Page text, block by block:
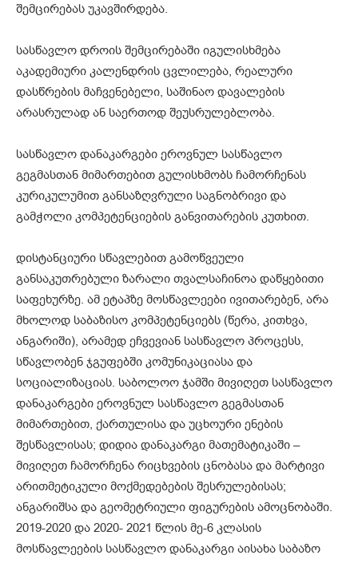
შემცირებას უკავშირდება.
სასწავლო დროის შემცირებაში იგულისხმება
აკადემიური კალენდრის ცვლილება, რეალური
დასწრების მაჩვენებელი, საშინაო დავალების
არასრულად ან საერთოდ შეუსრულებლობა.
სასწავლო დანაკარგები ეროვნულ სასწავლო
გეგმასთან მიმართებით გულისხმობს ჩამორჩენას
კურიკულუმით განსაზღვრული საგნობრივი და
გამჭოლი კომპეტენციების განვითარების კუთხით.
დისტანციური სწავლებით გამოწვეული
განსაკუთრებული ზარალი თვალსაჩინოა დაწყებითი
საფეხურზე. ამ ეტაპზე მოსწავლეები ივითარებენ, არა
მხოლოდ საბაზისო კომპეტენციებს (წერა, კითხვა,
ანგარიში), არამედ ეჩვევიან სასწავლო პროცესს,
სწავლობენ ჯგუფებში კომუნიკაციასა და
სოციალიზაციას. საბოლოო ჯამში მივიღეთ სასწავლო
დანაკარგები ეროვნულ სასწავლო გეგმასთან
მიმართებით, ქართულისა და უცხოური ენების
შესწავლისას; დიდია დანაკარგი მათემატიკაში –
მივიღეთ ჩამორჩენა რიცხვების ცნობასა და მარტივი
არითმეტიკული მოქმედებების შესრულებისას;
ანგარიშსა და გეომეტრიული ფიგურების ამოცნობაში.
2019-2020 და 2020- 2021 წლის მე-6 კლასის
მოსწავლეების სასწავლო დანაკარგი აისახა საბაზო